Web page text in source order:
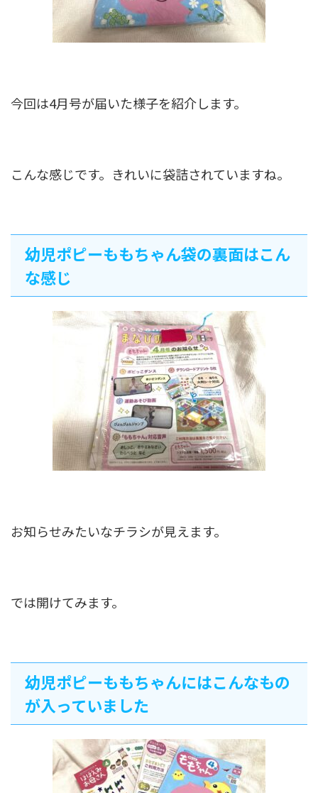
今回は4月号が届いた様子を紹介します。
こんな感じです。きれいに袋詰されていますね。
幼児ポピーももちゃん袋の裏面はこん
な感じ
お知らせみたいなチラシが見えます。
では開けてみます。
幼児ポピーももちゃんにはこんなもの
が入っていました